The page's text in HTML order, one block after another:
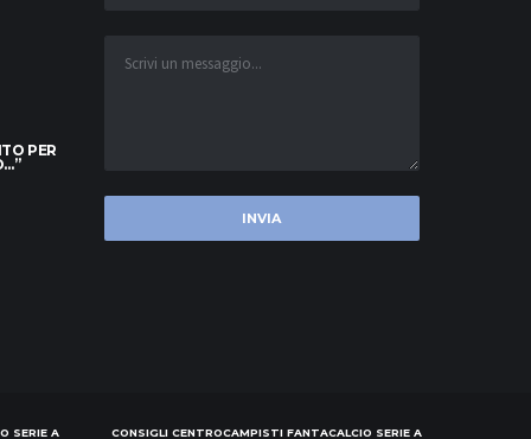
PER
SERIE A CONSIGLI CENTROCAMPISTI FANTACALCIO SERIE A